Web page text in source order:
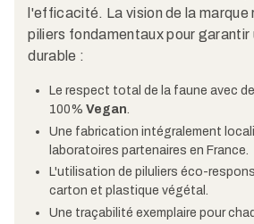
l'efficacité. La vision de la marque
piliers fondamentaux pour garantir
durable :
Le respect total de la faune avec
100%Vegan
Une fabrication intégralement
laboratoires partenaires en France.
L'utilisation de piluliers éco-
carton et plastique végétal.
Une traçabilité exemplaire pour